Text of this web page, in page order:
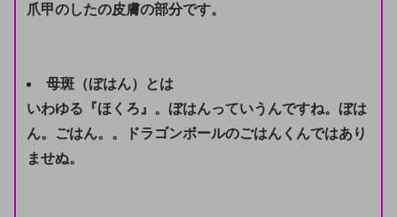
爪甲のしたの皮膚の部分です。
母斑（ぼはん）とは
いわゆる『ほくろ』。ぼはんっていうんですね。ぼは
ん。ごはん。。ドラゴンボールのごはんくんではあり
ませぬ。